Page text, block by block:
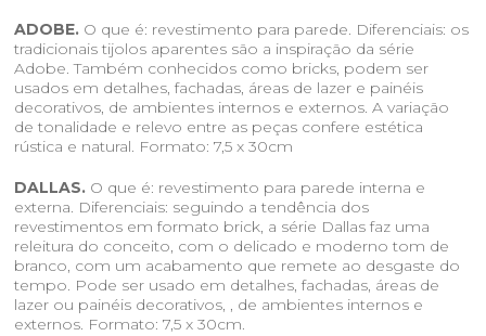
ADOBE. O que é: revestimento para parede. Diferenciais: os
tradicionais tijolos aparentes são a inspiração da série
Adobe. Também conhecidos como bricks, podem ser
usados em detalhes, fachadas, áreas de lazer e painéis
decorativos, de ambientes internos e externos. A variação
de tonalidade e relevo entre as peças confere estética
rústica e natural. Formato: 7,5 x 30cm
DALLAS. O que é: revestimento para parede interna e
externa. Diferenciais: seguindo a tendência dos
revestimentos em formato brick, a série Dallas faz uma
releitura do conceito, com o delicado e moderno tom de
branco, com um acabamento que remete ao desgaste do
tempo. Pode ser usado em detalhes, fachadas, áreas de
lazer ou painéis decorativos, , de ambientes internos e
externos. Formato: 7,5 x 30cm.